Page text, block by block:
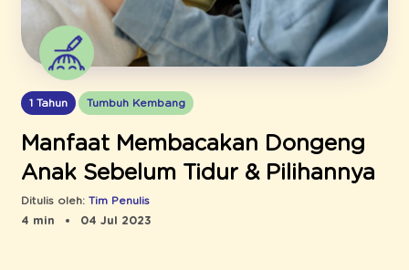
1 Tahun Tumbuh Kembang
Manfaat Membacakan Dongeng
Anak Sebelum Tidur & Pilihannya
Ditulis oleh: Tim Penulis
4 min
04 Jul 2023